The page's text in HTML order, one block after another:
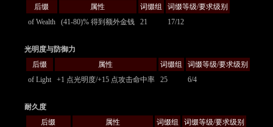
后缀
属性 词缀组
词缀等级/要求级别
of Wealth
(41-80)% 得到额外金钱 21 17/12
光明度与防御力
后缀
属性 词缀组
词缀等级/要求级别
of Light
+1 点光明度/+15 点攻击命中率 25 6/4
耐久度
后缀
属性 词缀组
词缀等级/要求级别